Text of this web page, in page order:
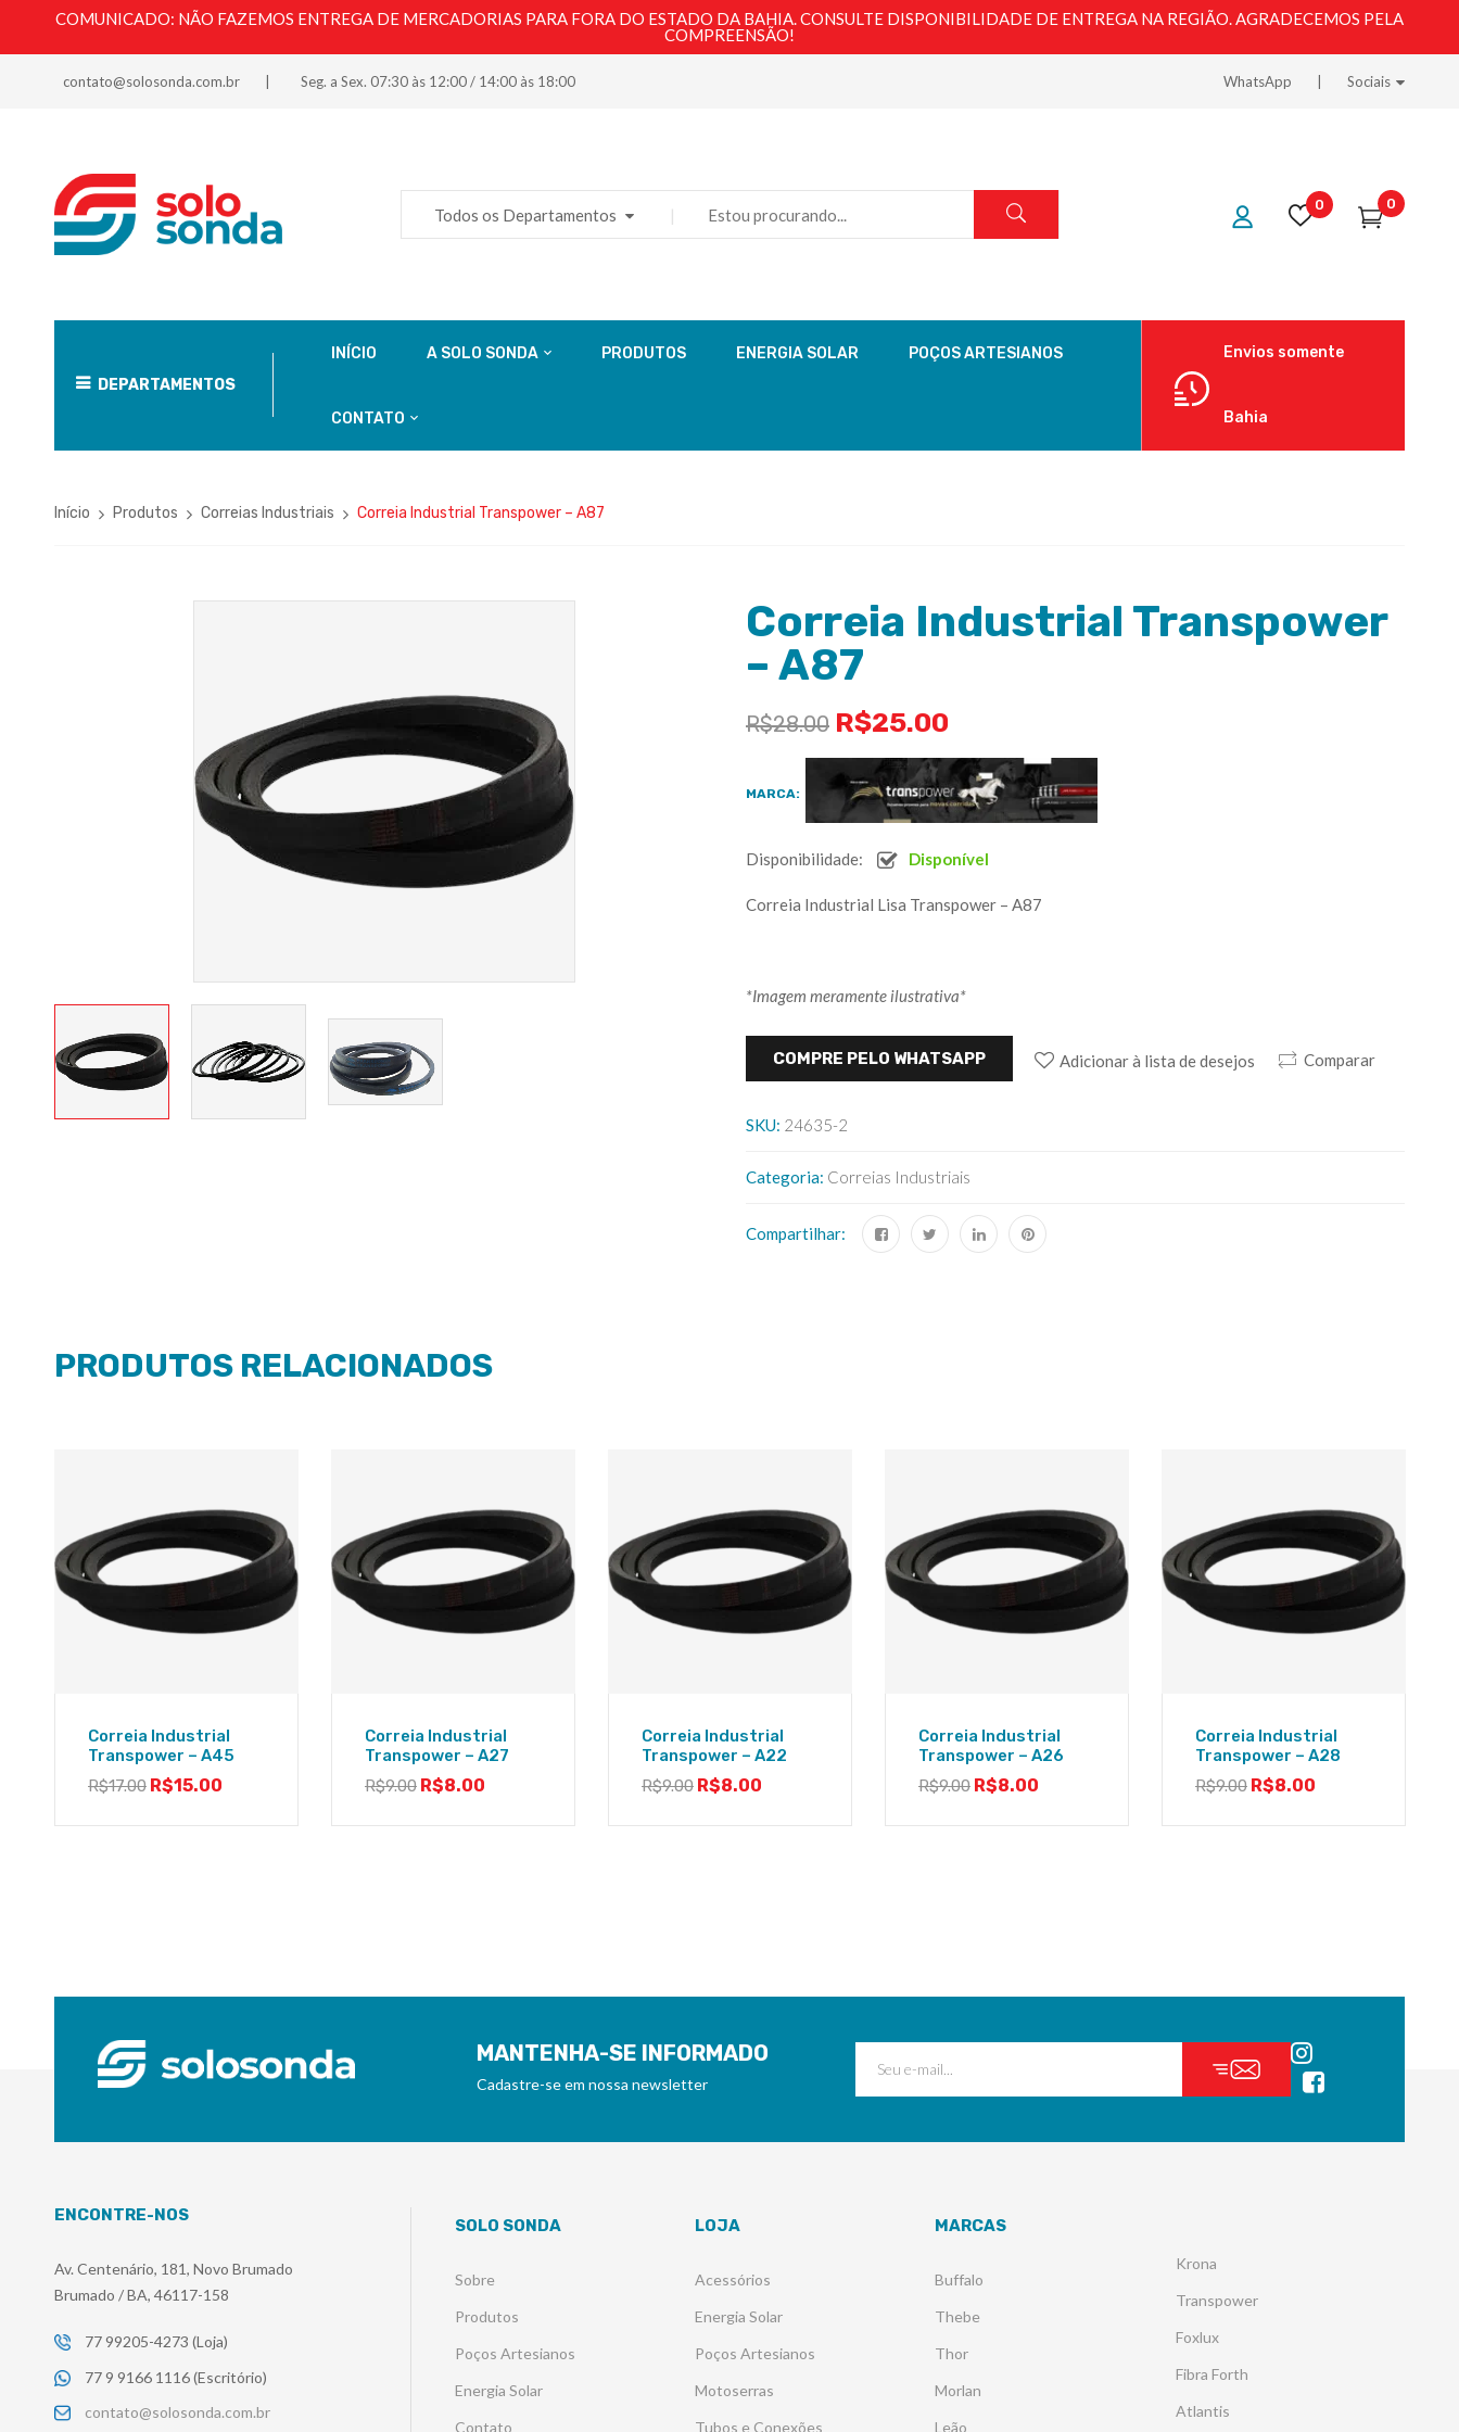
COMUNICADO: NÃO FAZEMOS ENTREGA DE MERCADORIAS PARA FORA DO ESTADO DA BAHIA. CONSULTE DISPONIBILIDADE DE ENTREGA NA REGIÃO. AGRADECEMOS PELA
COMPREENSÃO!
contato@solosonda.com.br Seg. a Sex. 07:30 às 12:00 / 14:00 às 18:00 WhatsApp Sociais
Todos os Departamentos
0 0
DEPARTAMENTOS
INÍCIO A SOLO SONDA PRODUTOS ENERGIA SOLAR POÇOS ARTESIANOS
CONTATO
Envios somente
Bahia
Início Produtos Correias Industriais Correia Industrial Transpower – A87
Correia Industrial Transpower
– A87
R$28.00 R$25.00
MARCA:
Disponibilidade: Disponível
Correia Industrial Lisa Transpower – A87
*Imagem meramente ilustrativa*
COMPRE PELO WHATSAPP Adicionar à lista de desejos Comparar
SKU: 24635-2
Categoria: Correias Industriais
Compartilhar:
PRODUTOS RELACIONADOS
Correia Industrial
Transpower – A45
R$17.00 R$15.00
Correia Industrial
Transpower – A27
R$9.00 R$8.00
Correia Industrial
Transpower – A22
R$9.00 R$8.00
Correia Industrial
Transpower – A26
R$9.00 R$8.00
Correia Industrial
Transpower – A28
R$9.00 R$8.00
MANTENHA-SE INFORMADO
Cadastre-se em nossa newsletter
ENCONTRE-NOS
Av. Centenário, 181, Novo Brumado
Brumado / BA, 46117-158
77 99205-4273 (Loja)
77 9 9166 1116 (Escritório)
contato@solosonda.com.br
SOLO SONDA
Sobre
Produtos
Poços Artesianos
Energia Solar
Contato
LOJA
Acessórios
Energia Solar
Poços Artesianos
Motoserras
Tubos e Conexões
MARCAS
Buffalo
Thebe
Thor
Morlan
Leão
Krona
Transpower
Foxlux
Fibra Forth
Atlantis